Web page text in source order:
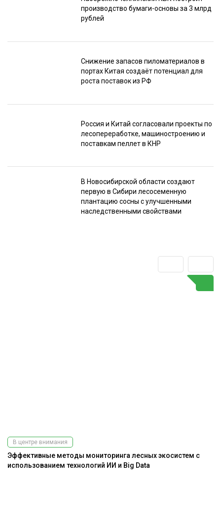
производство бумаги-основы за 3 млрд
рублей
Снижение запасов пиломатериалов в
портах Китая создаёт потенциал для
роста поставок из РФ
Россия и Китай согласовали проекты по
лесопереработке, машиностроению и
поставкам пеллет в КНР
В Новосибирской области создают
первую в Сибири лесосеменную
плантацию сосны с улучшенными
наследственными свойствами
В центре внимания
Эффективные методы мониторинга лесных экосистем с
использованием технологий ИИ и Big Data